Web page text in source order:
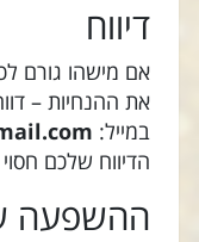
דיווח
אם מישהו גורם
את ההנחיות –
במייל:
הדיווח שלכם
ההשפעה